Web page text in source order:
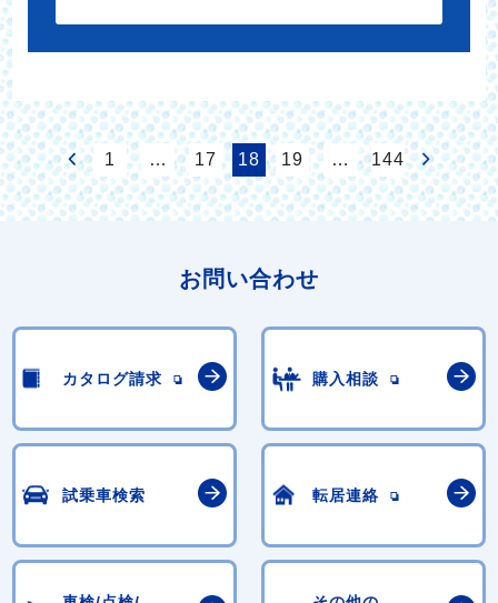
1 … 17 18 19 … 144
お問い合わせ
カタログ請求 購入相談
試乗車検索 転居連絡